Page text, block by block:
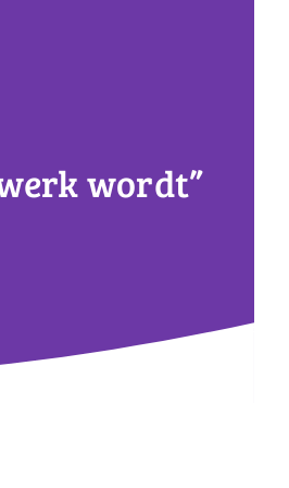
wordt”